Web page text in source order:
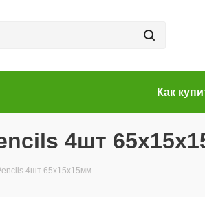
Как
4шт
4шт 65х15х15мм